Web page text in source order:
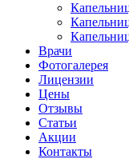
Врачи
Фотогалерея
Лицензии
Цены
Отзывы
Статьи
Акции
Контакты